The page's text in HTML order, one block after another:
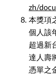
zh/
本獎項
個人該
超過新
達人壽
憑單之